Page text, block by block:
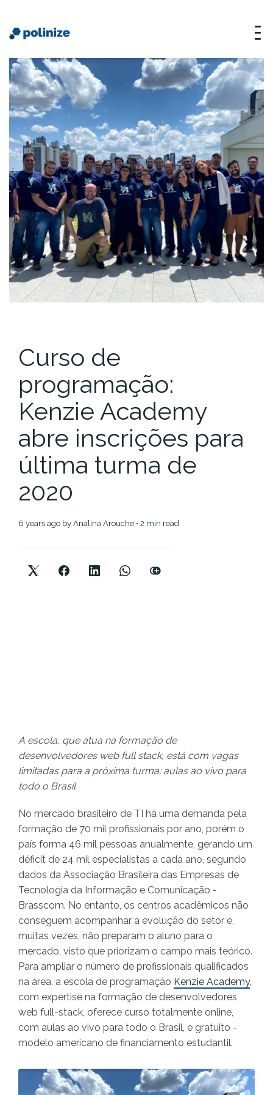
Curso de
programação:
Kenzie Academy
abre inscrições para
última turma de
2020
6 years ago by Analina Arouche • 2 min read
A escola, que atua na formação de
desenvolvedores web full stack, está com vagas
limitadas para a próxima turma; aulas ao vivo para
todo o Brasil
No mercado brasileiro de TI há uma demanda pela
formação de 70 mil profissionais por ano, porém o
país forma 46 mil pessoas anualmente, gerando um
déficit de 24 mil especialistas a cada ano, segundo
dados da Associação Brasileira das Empresas de
Tecnologia da Informação e Comunicação -
Brasscom. No entanto, os centros acadêmicos não
conseguem acompanhar a evolução do setor e,
muitas vezes, não preparam o aluno para o
mercado, visto que priorizam o campo mais teórico.
Para ampliar o número de profissionais qualificados
na área, a escola de programação Kenzie Academy,
com expertise na formação de desenvolvedores
web full-stack, oferece curso totalmente online,
com aulas ao vivo para todo o Brasil, e gratuito -
modelo americano de financiamento estudantil.